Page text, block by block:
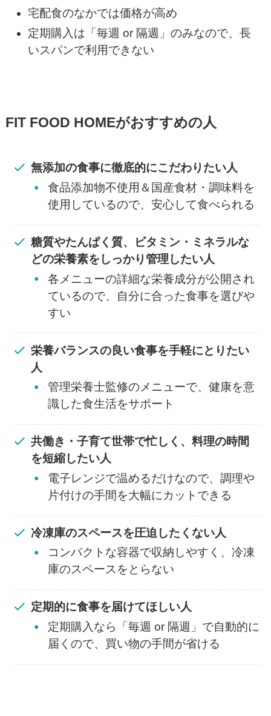
宅配食のなかでは価格が高め
定期購入は「毎週 or 隔週」のみなので、長
いスパンで利用できない
FIT FOOD HOMEがおすすめの人
無添加の食事に徹底的にこだわりたい人
食品添加物不使用＆国産食材・調味料を
使用しているので、安心して食べられる
糖質やたんぱく質、ビタミン・ミネラルな
どの栄養素をしっかり管理したい人
各メニューの詳細な栄養成分が公開され
ているので、自分に合った食事を選びや
すい
栄養バランスの良い食事を手軽にとりたい
人
管理栄養士監修のメニューで、健康を意
識した食生活をサポート
共働き・子育て世帯で忙しく、料理の時間
を短縮したい人
電子レンジで温めるだけなので、調理や
片付けの手間を大幅にカットできる
冷凍庫のスペースを圧迫したくない人
コンパクトな容器で収納しやすく、冷凍
庫のスペースをとらない
定期的に食事を届けてほしい人
定期購入なら「毎週 or 隔週」で自動的に
届くので、買い物の手間が省ける